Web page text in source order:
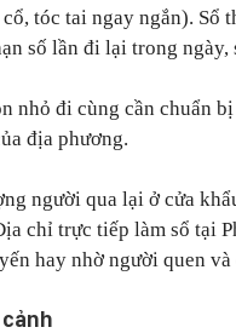
tóc tai ngay ngắn).
số lần đi lại trong ngày,
nhỏ đi cùng cần chuẩn
địa phương.
người qua lại ở cửa
chỉ trực tiếp làm sổ tại
hay nhờ người quen